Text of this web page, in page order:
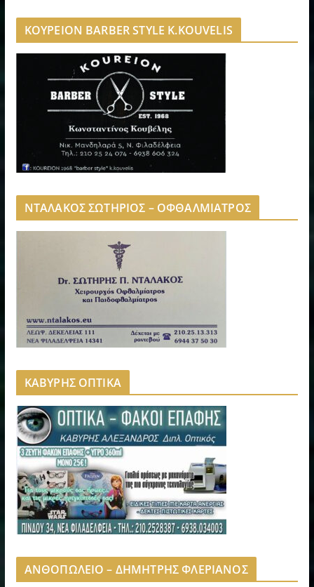
ΚΟΥΡΕΙΟΝ BARBER STYLE K.KOUVELIS
ΝΤΑΛΑΚΟΣ ΣΩΤΗΡΙΟΣ – ΟΦΘΑΛΜΙΑΤΡΟΣ
ΚΑΒΥΡΗΣ ΟΠΤΙΚΑ
ΑΝΘΟΠΩΛΕΙΟ – ΔΗΜΗΤΡΗΣ ΦΛΕΡΙΑΝΟΣ